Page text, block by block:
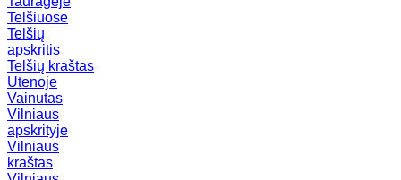
Telšiuose
Telšių
apskritis
Telšių kraštas
Utenoje
Vainutas
Vilniaus
apskrityje
Vilniaus
kraštas